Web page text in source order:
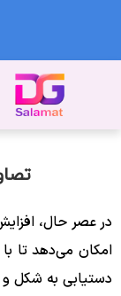
در عصر حال،
امکان می‌دهد تا
دستیابی به شکل و